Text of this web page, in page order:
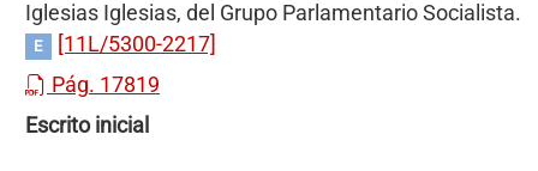
Iglesias Iglesias, del Grupo Parlamentario Socialista.
E
[11L/5300-2217]
Pág. 17819
Escrito inicial